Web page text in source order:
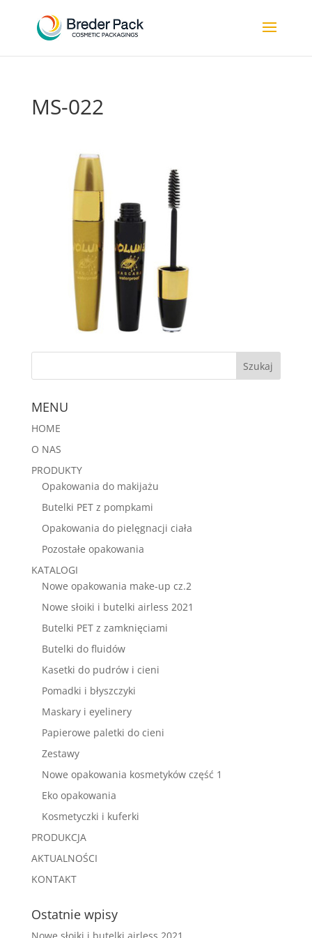
MS-022
MENU
HOME
O NAS
PRODUKTY
Opakowania do makijażu
Butelki PET z pompkami
Opakowania do pielęgnacji ciała
Pozostałe opakowania
KATALOGI
Nowe opakowania make-up cz.2
Nowe słoiki i butelki airless 2021
Butelki PET z zamknięciami
Butelki do fluidów
Kasetki do pudrów i cieni
Pomadki i błyszczyki
Maskary i eyelinery
Papierowe paletki do cieni
Zestawy
Nowe opakowania kosmetyków część 1
Eko opakowania
Kosmetyczki i kuferki
PRODUKCJA
AKTUALNOŚCI
KONTAKT
Ostatnie wpisy